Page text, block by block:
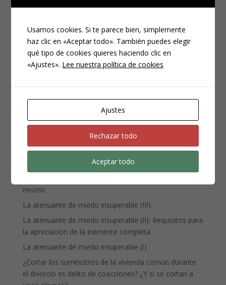
CATEGORÍAS
Compliance
Noticias
Penal
Penitenciario
ENTRADAS RECIENTES
mismo
La atenuante de miedo insuperable (III)
La atenuante de miedo insuperable (II): Requisitos para
la apreciación de la eximente completa
La atenuante de miedo insuperable (I)
¿Cortar los suministros de la vivienda común durante
el divorcio es delito de coacciones? ¿Y si se cortan a
Usamos cookies. Si te parece bien, simplemente
haz clic en «Aceptar todo». También puedes elegir
qué tipo de cookies quieres haciendo clic en
«Ajustes». Lee nuestra política de cookies
Ajustes
Rechazar todo
Aceptar todo